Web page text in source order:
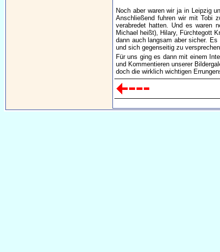
Noch aber waren wir ja in Leipzig
Anschließend fuhren wir mit Tobi
verabredet hatten. Und es waren
Michael heißt), Hilary, Fürchtegott
dann auch langsam aber sicher.
und sich gegenseitig zu
Für uns ging es dann mit einem
und Kommentieren unserer
doch die wirklich wichtigen